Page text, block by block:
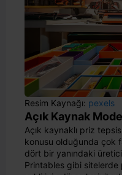
Resim Kaynağı: pexels
Açık Kaynak
Açık kaynaklı priz
konusu olduğunda çok
dört bir yanındaki
Printables gibi sitelerde